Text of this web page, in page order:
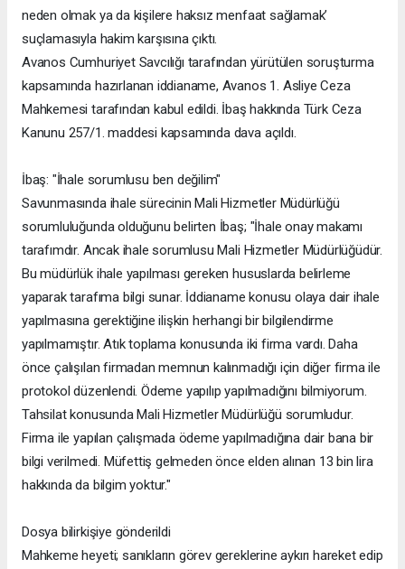
neden olmak ya da kişilere haksız menfaat sağlamak’
suçlamasıyla hakim karşısına çıktı.
Avanos Cumhuriyet Savcılığı tarafından yürütülen soruşturma
kapsamında hazırlanan iddianame, Avanos 1. Asliye Ceza
Mahkemesi tarafından kabul edildi. İbaş hakkında Türk Ceza
Kanunu 257/1. maddesi kapsamında dava açıldı.
İbaş: "İhale sorumlusu ben değilim"
Savunmasında ihale sürecinin Mali Hizmetler Müdürlüğü
sorumluluğunda olduğunu belirten İbaş; "İhale onay makamı
tarafımdır. Ancak ihale sorumlusu Mali Hizmetler Müdürlüğüdür.
Bu müdürlük ihale yapılması gereken hususlarda belirleme
yaparak tarafıma bilgi sunar. İddianame konusu olaya dair ihale
yapılmasına gerektiğine ilişkin herhangi bir bilgilendirme
yapılmamıştır. Atık toplama konusunda iki firma vardı. Daha
önce çalışılan firmadan memnun kalınmadığı için diğer firma ile
protokol düzenlendi. Ödeme yapılıp yapılmadığını bilmiyorum.
Tahsilat konusunda Mali Hizmetler Müdürlüğü sorumludur.
Firma ile yapılan çalışmada ödeme yapılmadığına dair bana bir
bilgi verilmedi. Müfettiş gelmeden önce elden alınan 13 bin lira
hakkında da bilgim yoktur."
Dosya bilirkişiye gönderildi
Mahkeme heyeti; sanıkların görev gereklerine aykırı hareket edip